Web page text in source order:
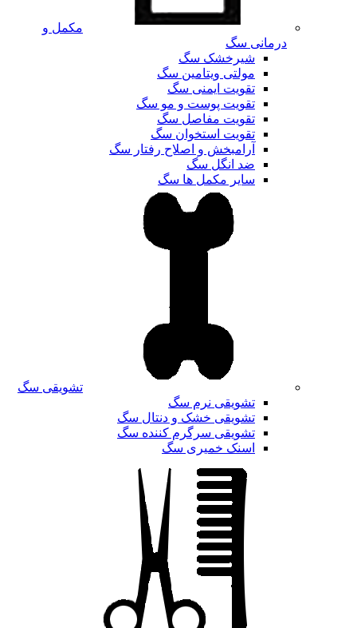
مکمل و
درمانی سگ
شیرخشک سگ
مولتی ویتامین سگ
تقویت ایمنی سگ
تقویت پوست و مو سگ
تقویت مفاصل سگ
تقویت استخوان سگ
آرامبخش و اصلاح رفتار سگ
ضد انگل سگ
سایر مکمل ها سگ
تشویقی سگ
تشویقی نرم سگ
تشویقی خشک و دنتال سگ
تشویقی سرگرم کننده سگ
اسنک خمیری سگ